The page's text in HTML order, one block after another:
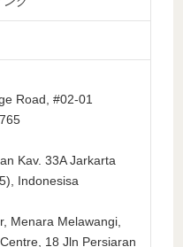
Road, #02-01
Kav. 33A Jarkarta
Indonesisa
Menara Melawangi,
18 Jln Persiaran